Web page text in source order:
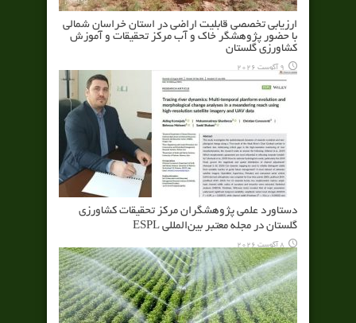
ارزیابی تخصصی قابلیت اراضی در استان خراسان شمالی
با حضور پژوهشگر خاک و آب مرکز تحقیقات و آموزش
کشاورزی گلستان
9 آگوست 2026
دستاورد علمی پژوهشگران مرکز تحقیقات کشاورزی
گلستان در مجله معتبر بین‌المللی ESPL
8 آگوست 2026